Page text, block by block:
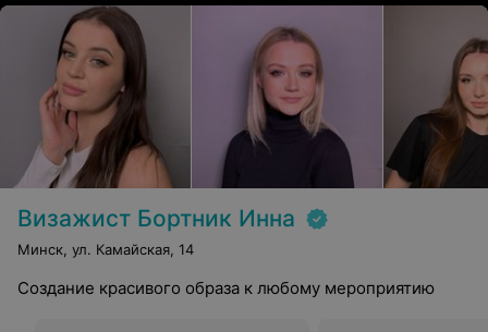
Визажист Бортник Инна
Минск, ул. Камайская, 14
Создание красивого образа к любому мероприятию